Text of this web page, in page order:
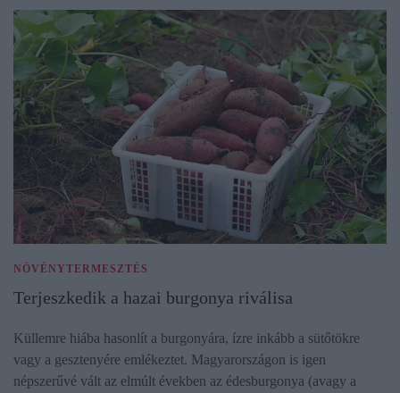
NÖVÉNYTERMESZTÉS
Terjeszkedik a hazai burgonya riválisa
Küllemre hiába hasonlít a burgonyára, ízre inkább a sütőtökre
vagy a gesztenyére emlékeztet. Magyarországon is igen
népszerűvé vált az elmúlt években az édesburgonya (avagy a